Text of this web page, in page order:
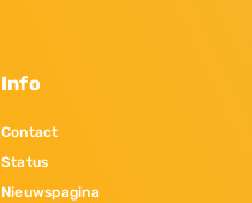
Info
Contact
Status
Nieuwspagina